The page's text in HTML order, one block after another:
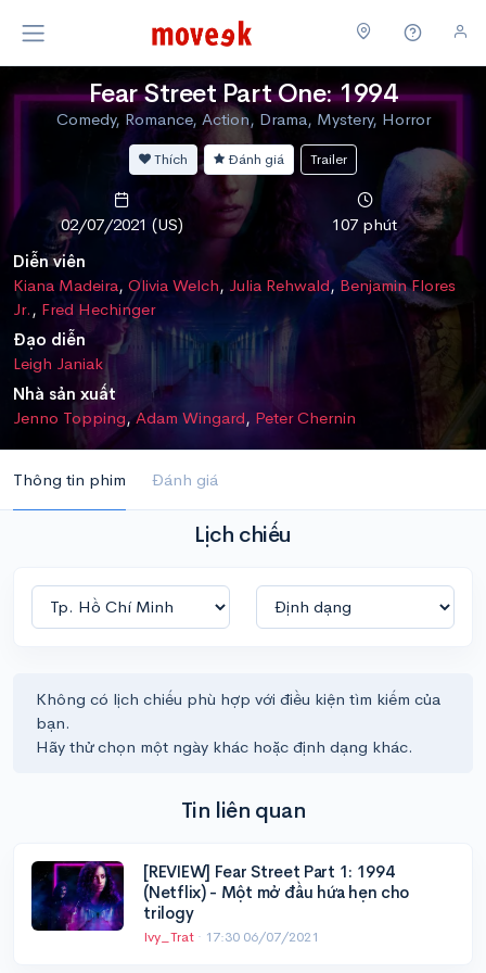
Fear Street Part One: 1994
Comedy, Romance, Action, Drama, Mystery, Horror
Thích Đánh giá Trailer
02/07/2021 (US)
107 phút
Diễn viên
Kiana Madeira, Olivia Welch, Julia Rehwald, Benjamin Flores
Jr. , Fred Hechinger
Đạo diễn
Leigh Janiak
Nhà sản xuất
Jenno Topping,Adam Wingard, Peter Chernin
Thông tin phim Đánh giá
Lịch chiếu
Không có lịch chiếu phù hợp với điều kiện tìm kiếm của
bạn.
Hãy thử chọn một ngày khác hoặc định dạng khác.
Tin liên quan
[REVIEW] Fear Street Part 1: 1994
(Netflix) - Một mở đầu hứa hẹn cho
trilogy
Ivy_Trat · 17:30 06/07/2021